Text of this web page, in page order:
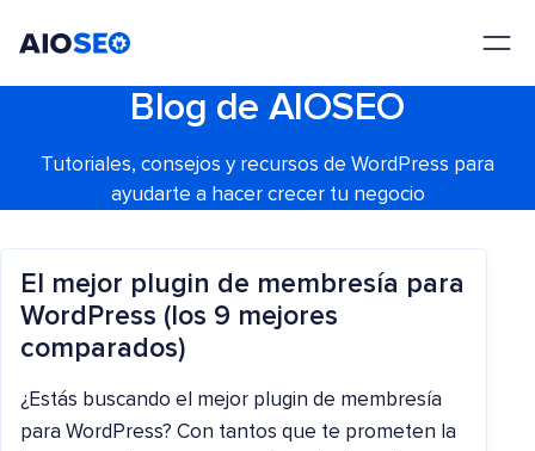
Blog de AIOSEO
Tutoriales, consejos y recursos de WordPress para
ayudarte a hacer crecer tu negocio
El mejor plugin de membresía para
WordPress (los 9 mejores
comparados)
¿Estás buscando el mejor plugin de membresía
para WordPress? Con tantos que te prometen la